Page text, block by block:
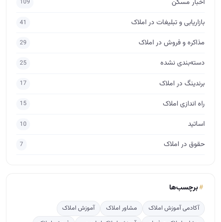
اخبار مسکن 109
بازاریابی و تبلیغات در املاک 41
مذاکره و فروش در املاک 29
دسته‌بندی نشده 25
برندینگ در املاک 17
راه اندازی املاک 15
اساتید 10
حقوق در املاک 7
برچسب‌ها
آکادمی آموزش املاک مشاور املاک
آموزش املاک